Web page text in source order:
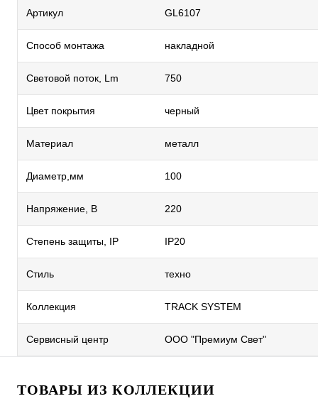
Артикул GL6107
Способ монтажа накладной
Световой поток, Lm 750
Цвет покрытия черный
Материал металл
Диаметр,мм 100
Напряжение, В 220
Степень защиты, IP IP20
Стиль техно
Коллекция TRACK SYSTEM
Сервисный центр ООО "Премиум Свет"
ТОВАРЫ ИЗ КОЛЛЕКЦИИ